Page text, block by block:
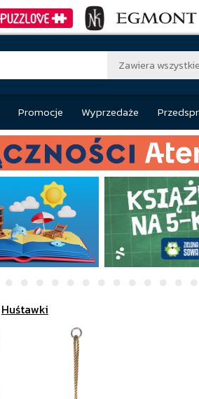
Zawiera wszystkie
Promocje Wyprzedaże
Huśtawki